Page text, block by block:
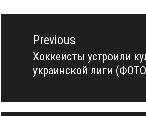
Навигация
записямPrevious
Previous
post:
Хоккеисты устроили
украинской лиги